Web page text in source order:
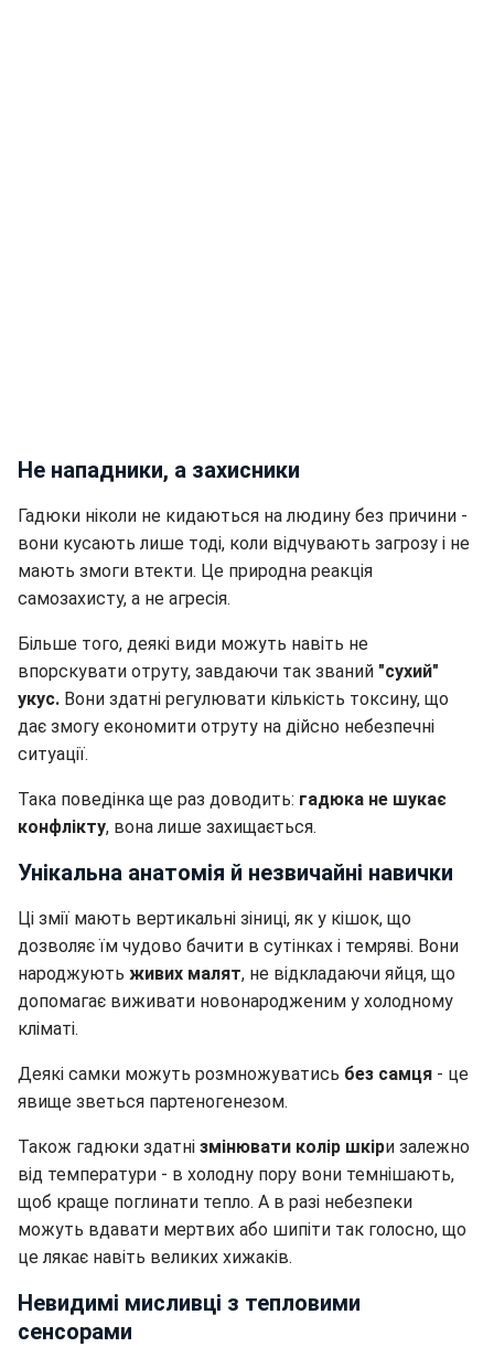
Не нападники, а захисники
Гадюки ніколи не кидаються на людину без причини -
вони кусають лише тоді, коли відчувають загрозу і не
мають змоги втекти. Це природна реакція
самозахисту, а не агресія.
Більше того, деякі види можуть навіть не
впорскувати отруту, завдаючи так званий "сухий"
укус. Вони здатні регулювати кількість токсину, що
дає змогу економити отруту на дійсно небезпечні
ситуації.
Така поведінка ще раз доводить: гадюка не шукає
конфлікту, вона лише захищається.
Унікальна анатомія й незвичайні навички
Ці змії мають вертикальні зіниці, як у кішок, що
дозволяє їм чудово бачити в сутінках і темряві. Вони
народжують живих малят, не відкладаючи яйця, що
допомагає виживати новонародженим у холодному
кліматі.
Деякі самки можуть розмножуватись без самця - це
явище зветься партеногенезом.
Також гадюки здатні змінювати колір шкіри залежно
від температури - в холодну пору вони темнішають,
щоб краще поглинати тепло. А в разі небезпеки
можуть вдавати мертвих або шипіти так голосно, що
це лякає навіть великих хижаків.
Невидимі мисливці з тепловими
сенсорами